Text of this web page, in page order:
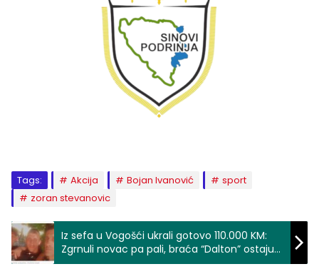
Tags: Akcija Bojan Ivanović
sport
zoran stevanovic
Iz sefa u Vogošći ukrali gotovo 110.000 KM:
Zgrnuli novac pa pali, braća “Dalton” ostaju
iza rešetaka